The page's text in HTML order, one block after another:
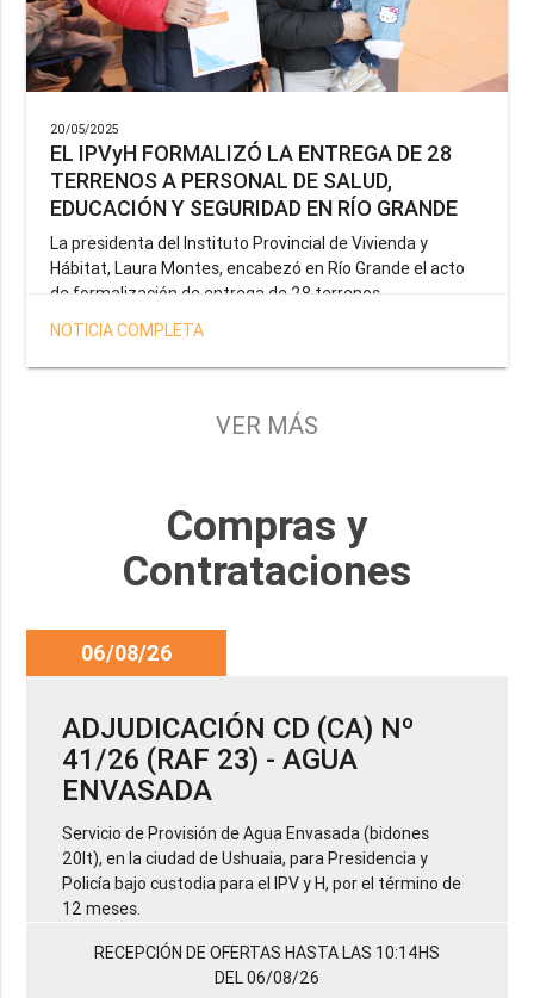
20/05/2025
EL IPVyH FORMALIZÓ LA ENTREGA DE 28
TERRENOS A PERSONAL DE SALUD,
EDUCACIÓN Y SEGURIDAD EN RÍO GRANDE
La presidenta del Instituto Provincial de Vivienda y
Hábitat, Laura Montes, encabezó en Río Grande el acto
de formalización de entrega de 28 terrenos
correspondientes a la operatoria especial anunciada por
el Gobernador Gustavo Melella, la cual tiene como
objetivo brindar una solución habitacional a docentes,
Provincia y del Servicio Penitenciario.
NOTICIA COMPLETA
VER MÁS
Compras y
Contrataciones
06/08/26
ADJUDICACIÓN CD (CA) Nº
41/26 (RAF 23) - AGUA
ENVASADA
Servicio de Provisión de Agua Envasada (bidones
20lt), en la ciudad de Ushuaia, para Presidencia y
Policía bajo custodia para el IPV y H, por el término de
12 meses.
RECEPCIÓN DE OFERTAS HASTA LAS 10:14HS
DEL 06/08/26